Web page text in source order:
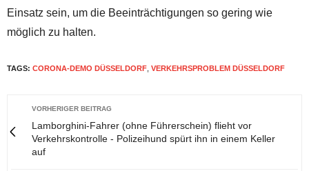
Einsatz sein, um die Beeinträchtigungen so gering wie
möglich zu halten.
TAGS: CORONA-DEMO DÜSSELDORF VERKEHRSPROBLEM DÜSSELDORF
VORHERIGER BEITRAG
Lamborghini-Fahrer (ohne Führerschein) flieht vor
Verkehrskontrolle - Polizeihund spürt ihn in einem Keller
auf